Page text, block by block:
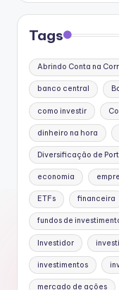
Tags
Abrindo Conta na
banco central
como investir
dinheiro na hora
Diversificação de
economia
ETFs financeira
fundos de
Investidor
investimentos
mercado de ações